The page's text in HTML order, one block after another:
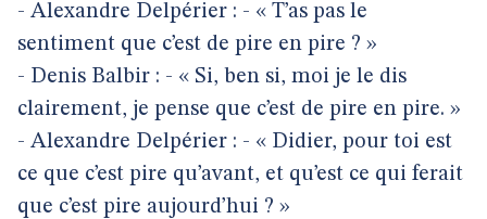
- Alexandre Delpérier : - « T’as pas le
sentiment que c’est de pire en pire ? »
- Denis Balbir : - « Si, ben si, moi je le dis
clairement, je pense que c’est de pire en pire. »
- Alexandre Delpérier : - « Didier, pour toi est
ce que c’est pire qu’avant, et qu’est ce qui ferait
que c’est pire aujourd’hui ? »